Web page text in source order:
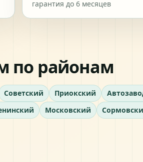
гарантия до 6 месяцев
по районам
Советский Приокский
Московский